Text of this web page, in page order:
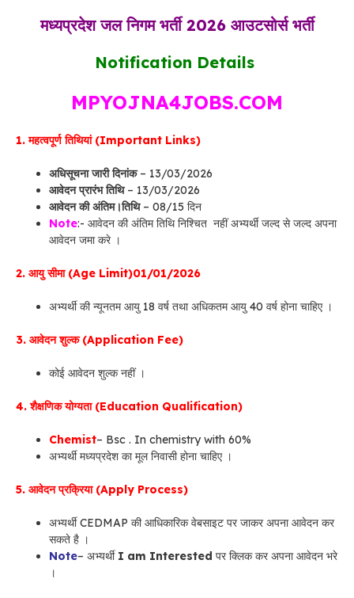
मध्यप्रदेश जल निगम भर्ती 2026 आउटसोर्स भर्ती
Notification Details
MPYOJNA4JOBS.COM
1. महत्वपूर्ण तिथियां (Important Links)
अधिसूचना जारी दिनांक– 13/03/2026
आवेदन प्रारंभ तिथि– 13/03/2026
आवेदन की अंतिम।तिथि– 08/15 दिन
Note:- आवेदन की अंतिम तिथि निश्चित नहीं अभ्यर्थी जल्द से जल्द अपना
आवेदन जमा करे ।
2. आयु सीमा (Age Limit)01/01/2026
अभ्यर्थी की न्यूनतम आयु 18 वर्ष तथा अधिकतम आयु 40 वर्ष होना चाहिए ।
3. आवेदन शुल्क (Application Fee)
कोई आवेदन शुल्क नहीं ।
4. शैक्षणिक योग्यता (Education Qualification)
Chemist– Bsc . In chemistry with 60%
अभ्यर्थी मध्यप्रदेश का मूल निवासी होना चाहिए ।
5. आवेदन प्रक्रिया (Apply Process)
अभ्यर्थी CEDMAP की आधिकारिक वेबसाइट पर जाकर अपना आवेदन कर
सकते है ।
Note– अभ्यर्थीI am Interested पर क्लिक कर अपना आवेदन भरे
।